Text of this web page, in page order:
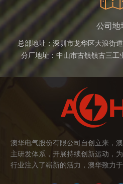
公司地
总部地址：深圳市龙华区大浪街
分厂地址：中山市古镇镇古三工
澳华电气股份有限公司自创立来，
主研发体系，开展持续创新运动，
行业注入了崭新的活力，澳华致力